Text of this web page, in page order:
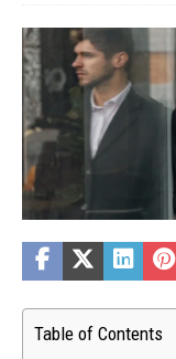
Table of Contents